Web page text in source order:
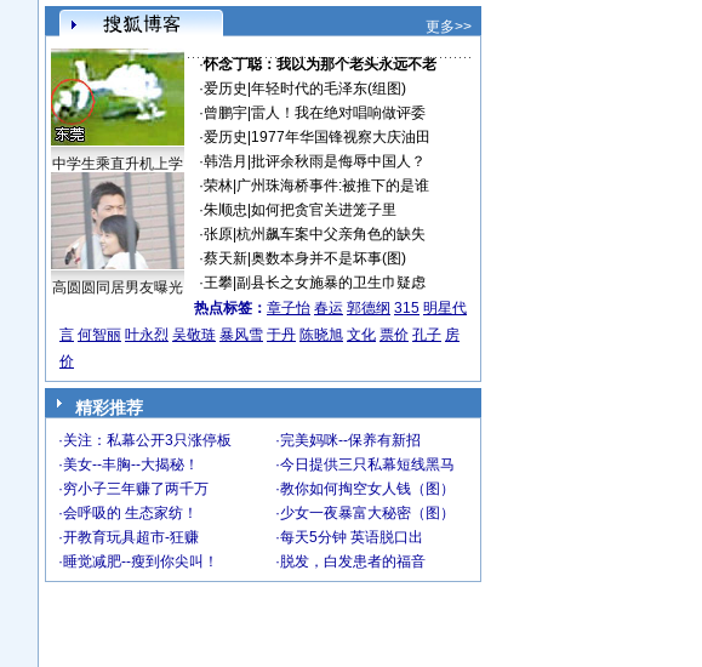
更多>>
中学生乘直升机上学
高圆圆同居男友曝光
·怀念丁聪：我以为那个老头永远不老
·爱历史 年轻时代的毛泽东(组图)
·曾鹏宇| 雷人！我在绝对唱响做评委
·爱历史 1977年华国锋视察大庆油田
·韩浩月 批评余秋雨是侮辱中国人？
·荣林| 广州珠海桥事件:被推下的是谁
·朱顺忠 如何把贪官关进笼子里
·张原| 杭州飙车案中父亲角色的缺失
·蔡天新| 奥数本身并不是坏事(图)
·王攀| 副县长之女施暴的卫生巾疑虑
热点标签： 章子怡 春运 郭德纲 315 明星代
言 何智丽 叶永烈 吴敬琏 暴风雪 于丹 陈晓旭 文化 票价 孔子 房
价
精彩推荐
·关注：私幕公开3只涨停板 ·完美妈咪--保养有新招
·美女--丰胸--大揭秘！ ·今日提供三只私幕短线黑马
·穷小子三年赚了两千万 ·教你如何掏空女人钱（图）
·会呼吸的 生态家纺！ ·少女一夜暴富大秘密（图）
·开教育玩具超市-狂赚 ·每天5分钟 英语脱口出
·睡觉减肥--瘦到你尖叫！ · 脱发，白发患者的福音